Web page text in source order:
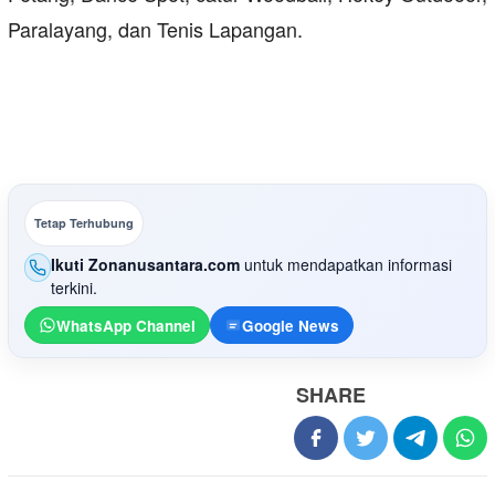
Paralayang, dan Tenis Lapangan.
Tetap Terhubung
Ikuti Zonanusantara.com untuk mendapatkan informasi
terkini.
WhatsApp Channel Google News
SHARE